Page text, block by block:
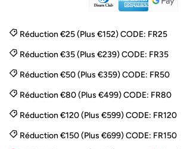
Réduction €25 (Plus €152)CODE: FR25
Réduction €35 (Plus €239)CODE: FR35
Réduction €50 (Plus €359)CODE: FR50
Réduction €80 (Plus €499)CODE: FR80
Réduction €120 (Plus €599)CODE: FR120
Réduction €150 (Plus €699)CODE: FR150